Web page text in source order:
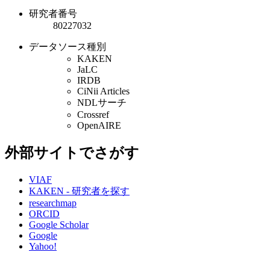
研究者番号
80227032
データソース種別
KAKEN
JaLC
IRDB
CiNii Articles
NDLサーチ
Crossref
OpenAIRE
外部サイトでさがす
VIAF
KAKEN - 研究者を探す
researchmap
ORCID
Google Scholar
Google
Yahoo!